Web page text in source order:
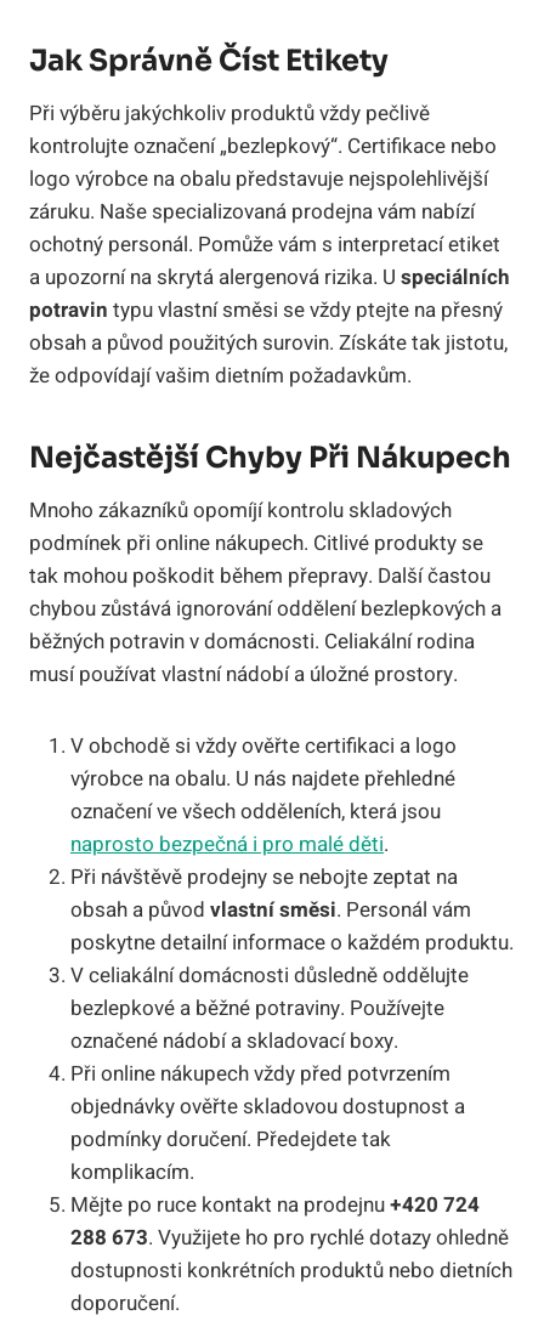
Jak Správně Číst Etikety
Při výběru jakýchkoliv produktů vždy pečlivě
kontrolujte označení „bezlepkový“. Certifikace nebo
logo výrobce na obalu představuje nejspolehlivější
záruku. Naše specializovaná prodejna vám nabízí
ochotný personál. Pomůže vám s interpretací etiket
a upozorní na skrytá alergenová rizika. U speciálních
potravin typu vlastní směsi se vždy ptejte na přesný
obsah a původ použitých surovin. Získáte tak jistotu,
že odpovídají vašim dietním požadavkům.
Nejčastější Chyby Při Nákupech
Mnoho zákazníků opomíjí kontrolu skladových
podmínek při online nákupech. Citlivé produkty se
tak mohou poškodit během přepravy. Další častou
chybou zůstává ignorování oddělení bezlepkových a
běžných potravin v domácnosti. Celiakální rodina
musí používat vlastní nádobí a úložné prostory.
V obchodě si vždy ověřte certifikaci a logo
výrobce na obalu. U nás najdete přehledné
označení ve všech odděleních, která jsou
naprosto bezpečná i pro malé děti.
Při návštěvě prodejny se nebojte zeptat na
obsah a původ vlastní směsi. Personál vám
poskytne detailní informace o každém produktu.
V celiakální domácnosti důsledně oddělujte
bezlepkové a běžné potraviny. Používejte
označené nádobí a skladovací boxy.
Při online nákupech vždy před potvrzením
objednávky ověřte skladovou dostupnost a
podmínky doručení. Předejdete tak
komplikacím.
Mějte po ruce kontakt na prodejnu+420 724
288 673. Využijete ho pro rychlé dotazy ohledně
dostupnosti konkrétních produktů nebo dietních
doporučení.